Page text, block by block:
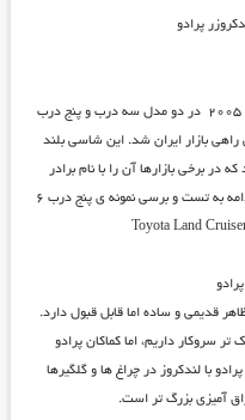
در سال ۲۰۰۵ در دو مدل سه درب و پنج درب
تنفس طبیعی راهی بازار ایران شد. این شاسی بلند
در برخی بازارها آن را با نام برادر
بزرگتر‌ خود یعنی تویوتا لندکروزر می نامند. در ادامه به تست و برسی نمونه ی پنج درب ۶
قدیمی و ساده اما قابل قبول دارد.
سروکار داریم، اما کماکان پرادو
با لندکروز در چراغ ها و گلگیرها
آمیزی بزرگ تر است.